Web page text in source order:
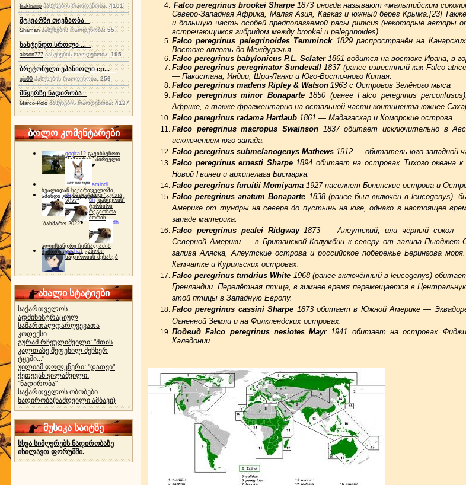
Iraklisnip პასუხების რაოდენობა: 4101
მტკვარზე თევზაობა
Shaman პასუხების რაოდენობა:55
სასტენდო სროლა ...
akson777 პასუხების რაოდენობა:195
ბრეტონული ეპანიოლი ep...
gio90 პასუხების რაოდენობა:256
მწყერზე ნადირობა
Marco-Polo პასუხების რაოდენობა:4137
ბოლო კომენტარები
gogita12 გავიხსენოთ
"ბაზიერის" პირველი
ტურნირი ❤
amindi
ხვალიდან საქართველოში
ამინდი გაუარესდება
dh სპორტინგი "გურია
2022"
dh "ბაზიერის"
ტურნირი
რეგიონთა
შორის
"ბახმარო 2022"
dh
ალექსანდრე ჩინჩალაძის
მემორიალიgocha1 კანონი
ნადირობის შესახებ
ახალი სტატიები
საქართველოს
ადმინისტრაციულ
სამართალდარღვევათა
კოდექსი
გურამ რჩეულიშვილი: "მთის
კალთაზე შეფენილ მეჩხერ
ტყეში..."
უილიამ ფოლკნერი: "დათვი"
ქეთევან ჭილაშვილი:
"ნადირობა"
საქართველოს ობობები
ნადირობა(ნამდვილი ამბავი)
მუსიკა საიტზე
სხვა სიმღერებს ნადირობაზე
იხილავთ ფორუმში.
Falco peregrinus brookei Sharpe 1873 иногда называют «мальтийским
Северо-Западная Африка, Малая Азия, Кавказ и южный берег Крыма.[23]
и большую часть особей предполагаемой расы punicus (некоторые авторы
встречающимся гибридом между brookei и pelegrinoides).
Falco peregrinus pelegrinoides Temminck1829 распространён на
Востоке вплоть до Междуречья.
Falco peregrinus babylonicus P.L. Sclater1861 водится на востоке Ирана, в
Falco peregrinus peregrinator Sundevall 1837 (ранее известный как Falco
— Пакистана, Индии, Шри-Ланки и Юго-Восточного Китая.
Falco peregrinus madens Ripley & Watson 1963 с Островов Зелёного мыса
Falco peregrinus minor Bonaparte1850 (ранее Falco peregrinus
Африке, а также фрагментарно на остальной части континента южнее
Falco peregrinus radama Hartlaub 1861 — Мадагаскар и Коморские острова.
Falco peregrinus macropus Swainson1837 обитает исключительно в
исключением юго-запада.
Falco peregrinus submelanogenys Mathews 1912 — обитатель юго-западной
Falco peregrinus ernesti Sharpe1894 обитает на островах Тихого океана
Новой Гвинеи и архипелага Бисмарка.
Falco peregrinus furuitii Momiyama 1927 населяет Бонинские острова и
Falco peregrinus anatum Bonaparte 1838 (ранее был включён в leucogenys),
Америке от тундры на севере до пустынь на юге, однако в настоящее
западе материка.
Falco peregrinus pealei Ridgway1873 — Алеутский, или чёрный сокол —
Северной Америки — в Британской Колумбии к северу от залива
залива Аляска, Алеутские острова и российское побережье Берингова
Камчатке и Курильских островах.
Falco peregrinus tundrius White 1968 (ранее включённый в leucogenys)
Гренландии. Перелётная птица, в зимнее время перемещается в
этой птицы в Западную Европу.
Falco peregrinus cassini Sharpe 1873 обитает в Южной Америке —
Огненной Земли и на Фолклендских островах.
Подвид Falco peregrinus nesiotes Mayr1941 обитает на островах
Каледонии.